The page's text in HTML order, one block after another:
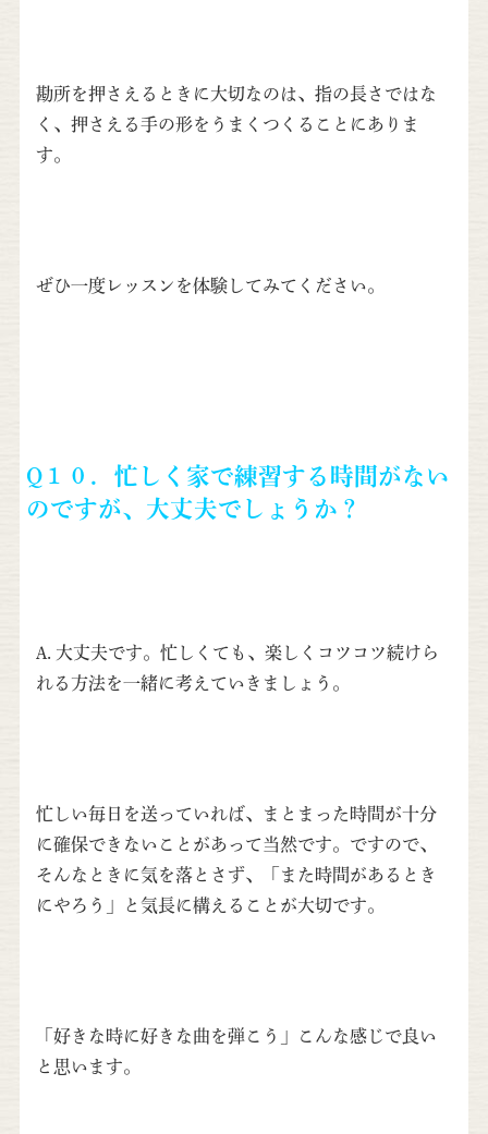
勘所を押さえるときに大切なのは、指の長さではな
く、押さえる手の形をうまくつくることにありま
す。
ぜひ一度レッスンを体験してみてください。
Q１０．忙しく家で練習する時間がない
のですが、大丈夫でしょうか？
A. 大丈夫です。忙しくても、楽しくコツコツ続けら
れる方法を一緒に考えていきましょう。
忙しい毎日を送っていれば、まとまった時間が十分
に確保できないことがあって当然です。ですので、
そんなときに気を落とさず、「また時間があるとき
にやろう」と気長に構えることが大切です。
「好きな時に好きな曲を弾こう」こんな感じで良い
と思います。